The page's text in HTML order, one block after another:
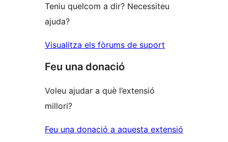
Teniu quelcom a dir? Necessiteu
ajuda?
Visualitza els fòrums de suport
Feu una donació
Voleu ajudar a què l’extensió
millori?
Feu una donació a aquesta extensió